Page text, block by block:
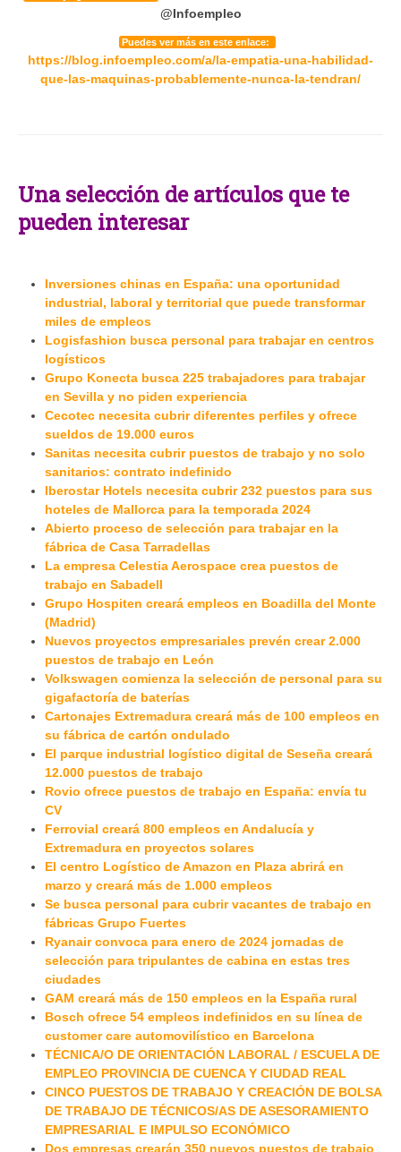
@Infoempleo
Puedes ver más en este enlace:
https://blog.infoempleo.com/a/la-empatia-una-habilidad-
que-las-maquinas-probablemente-nunca-la-tendran/
Una selección de artículos que te
pueden interesar
Inversiones chinas en España: una oportunidad
industrial, laboral y territorial que puede transformar
miles de empleos
Logisfashion busca personal para trabajar en centros
logísticos
Grupo Konecta busca 225 trabajadores para trabajar
en Sevilla y no piden experiencia
Cecotec necesita cubrir diferentes perfiles y ofrece
sueldos de 19.000 euros
Sanitas necesita cubrir puestos de trabajo y no solo
sanitarios: contrato indefinido
Iberostar Hotels necesita cubrir 232 puestos para sus
hoteles de Mallorca para la temporada 2024
Abierto proceso de selección para trabajar en la
fábrica de Casa Tarradellas
La empresa Celestia Aerospace crea puestos de
trabajo en Sabadell
Grupo Hospiten creará empleos en Boadilla del Monte
(Madrid)
Nuevos proyectos empresariales prevén crear 2.000
puestos de trabajo en León
Volkswagen comienza la selección de personal para su
gigafactoría de baterías
Cartonajes Extremadura creará más de 100 empleos en
su fábrica de cartón ondulado
El parque industrial logístico digital de Seseña creará
12.000 puestos de trabajo
Rovio ofrece puestos de trabajo en España: envía tu
CV
Ferrovial creará 800 empleos en Andalucía y
Extremadura en proyectos solares
El centro Logístico de Amazon en Plaza abrirá en
marzo y creará más de 1.000 empleos
Se busca personal para cubrir vacantes de trabajo en
fábricas Grupo Fuertes
Ryanair convoca para enero de 2024 jornadas de
selección para tripulantes de cabina en estas tres
ciudades
GAM creará más de 150 empleos en la España rural
Bosch ofrece 54 empleos indefinidos en su línea de
customer care automovilístico en Barcelona
TÉCNICA/O DE ORIENTACIÓN LABORAL / ESCUELA DE
EMPLEO PROVINCIA DE CUENCA Y CIUDAD REAL
CINCO PUESTOS DE TRABAJO Y CREACIÓN DE BOLSA
DE TRABAJO DE TÉCNICOS/AS DE ASESORAMIENTO
EMPRESARIAL E IMPULSO ECONÓMICO
Dos empresas crearán 350 nuevos puestos de trabajo